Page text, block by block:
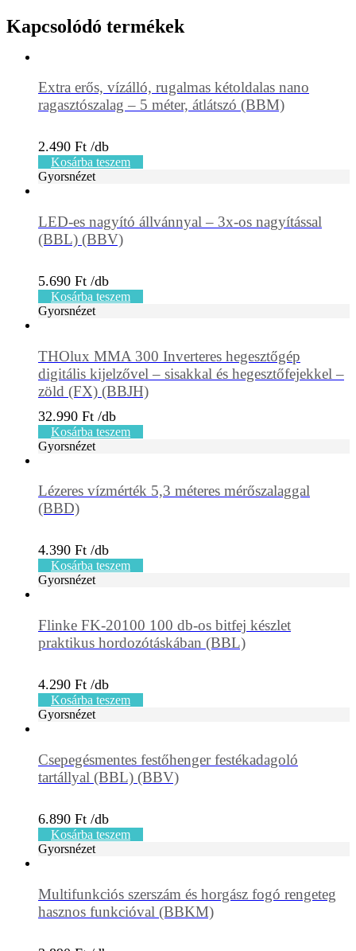
Kapcsolódó termékek
Extra erős, vízálló, rugalmas kétoldalas nano
ragasztószalag – 5 méter, átlátszó (BBM)
2.490 Ft
Kosárba teszem
Gyorsnézet
LED-es nagyító állvánnyal – 3x-os nagyítással
(BBL) (BBV)
5.690 Ft
Kosárba teszem
Gyorsnézet
THOlux MMA 300 Inverteres hegesztőgép
digitális kijelzővel – sisakkal és hegesztőfejekkel –
zöld (FX) (BBJH)
32.990 Ft
Kosárba teszem
Gyorsnézet
Lézeres vízmérték 5,3 méteres mérőszalaggal
(BBD)
4.390 Ft
Kosárba teszem
Gyorsnézet
Flinke FK-20100 100 db-os bitfej készlet
praktikus hordozótáskában (BBL)
4.290 Ft
Kosárba teszem
Gyorsnézet
Csepegésmentes festőhenger festékadagoló
tartállyal (BBL) (BBV)
6.890 Ft
Kosárba teszem
Gyorsnézet
Multifunkciós szerszám és horgász fogó rengeteg
hasznos funkcióval (BBKM)